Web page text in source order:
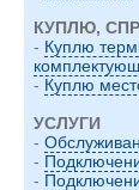
КУПЛЮ,
- Куплю
- Куплю
УСЛУГИ
-
-
-